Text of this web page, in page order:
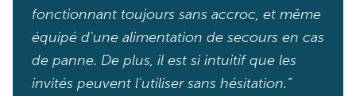
fonctionnant toujours sans accroc, et même
équipé d'une alimentation de secours en cas
de panne. De plus, il est si intuitif que les
invités peuvent l'utiliser sans hésitation.”